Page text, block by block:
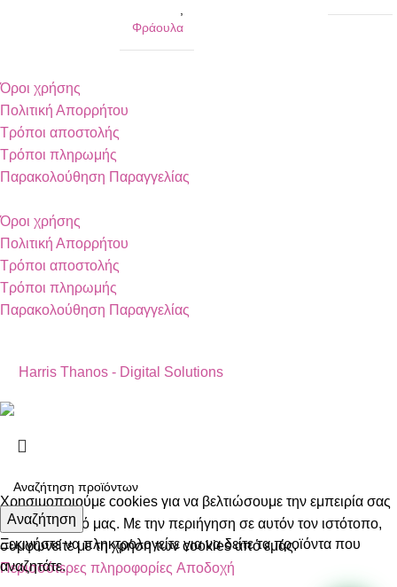
Φράουλα
Όροι χρήσης
Πολιτική Απορρήτου
Τρόποι αποστολής
Τρόποι πληρωμής
Παρακολούθηση Παραγγελίας
Όροι χρήσης
Πολιτική Απορρήτου
Τρόποι αποστολής
Τρόποι πληρωμής
Παρακολούθηση Παραγγελίας
Harris Thanos - Digital Solutions
Αναζήτηση
Ξεκινήστε να πληκτρολογείτε για να δείτε τα προϊόντα που
αναζητάτε.
Χρησιμοποιούμε cookies για να βελτιώσουμε την εμπειρία σας
στον ιστότοπό μας. Με την περιήγηση σε αυτόν τον ιστότοπο,
συμφωνείτε με τη χρήση των cookies από εμάς.
Περισσότερες πληροφορίες Αποδοχή